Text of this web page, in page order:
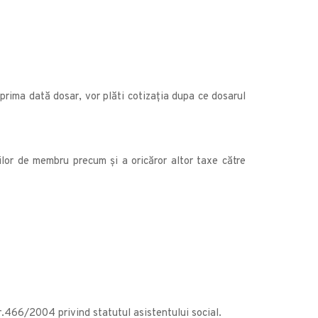
dată dosar, vor plăti cotizația dupa ce dosarul
de membru precum și a oricăror altor taxe către
2004 privind statutul asistentului social.